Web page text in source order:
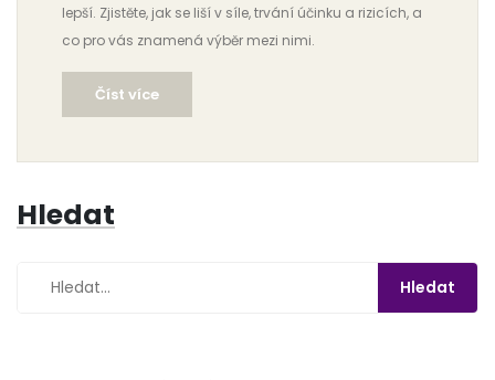
lepší. Zjistěte, jak se liší v síle, trvání účinku a rizicích, a
co pro vás znamená výběr mezi nimi.
Číst více
Hledat